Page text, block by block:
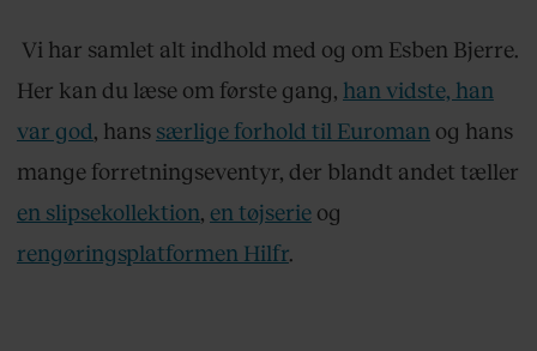
Vi har samlet alt indhold med og om Esben Bjerre.
Her kan du læse om første gang, han vidste, han
var god , hans særlige forhold til Euroman og hans
mange forretningseventyr, der blandt andet tæller
en slipsekollektion en tøjserieog
rengøringsplatformen Hilfr.